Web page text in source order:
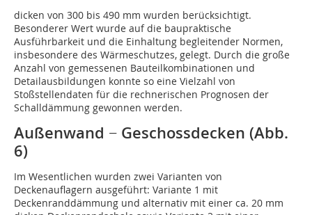
dicken von 300 bis 490 mm wurden berücksichtigt.
Besonderer Wert wurde auf die baupraktische
Ausführbarkeit und die Einhaltung begleitender Normen,
insbesondere des Wärmeschutzes, gelegt. Durch die große
Anzahl von gemessenen Bauteilkombinationen und
Detailausbildungen konnte so eine Vielzahl von
Stoßstellendaten für die rechnerischen Prognosen der
Schalldämmung gewonnen werden.
Außenwand − Geschossdecken (Abb.
6)
Im Wesentlichen wurden zwei Varianten von
Deckenauflagern ausgeführt: Variante 1 mit
Deckenranddämmung und alternativ mit einer ca. 20 mm